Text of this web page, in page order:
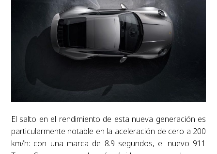
El salto en el rendimiento de esta nueva generación es
particularmente notable en la aceleración de cero a 200
km/h: con una marca de 8.9 segundos, el nuevo 911